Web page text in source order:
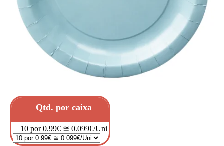
Qtd. por caixa
10 por 0.99€ ≅ 0.099€/Uni